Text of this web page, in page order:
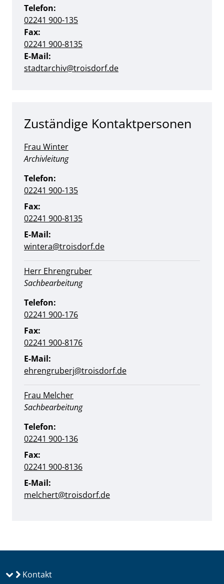
Telefon:
02241 900-135
Fax:
02241 900-8135
E-Mail:
stadtarchiv@troisdorf.de
Zuständige Kontaktpersonen
Frau Winter
Position:
Archivleitung
Telefon:
02241 900-135
Fax:
02241 900-8135
E-Mail:
wintera@troisdorf.de
Herr Ehrengruber
Position:
Sachbearbeitung
Telefon:
02241 900-176
Fax:
02241 900-8176
E-Mail:
ehrengruberj@troisdorf.de
Frau Melcher
Position:
Sachbearbeitung
Telefon:
02241 900-136
Fax:
02241 900-8136
E-Mail:
melchert@troisdorf.de
Kontakt